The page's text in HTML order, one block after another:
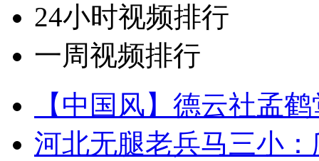
24小时视频排行
一周视频排行
【中国风】德云社孟
河北无腿老兵马三小